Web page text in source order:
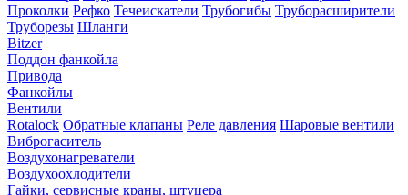
Проколки Рефко Течеискатели Трубогибы Труборасширители
Труборезы Шланги
Bitzer
Поддон фанкойла
Привода
Фанкойлы
Вентили
Rotalock Обратные клапаны Реле давления Шаровые вентили
Виброгаситель
Воздухонагреватели
Воздухоохлодители
Гайки, сервисные краны, штуцера